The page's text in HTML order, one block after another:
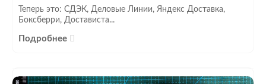
Теперь это: СДЭК, Деловые Линии, Яндекс Доставка,
Боксберри, Достависта...
Подробнее